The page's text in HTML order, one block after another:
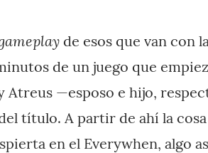
de esos que van con
de un juego que
Atreus —esposo e hijo,
título. A partir de ahí la
en el Everywhen, algo